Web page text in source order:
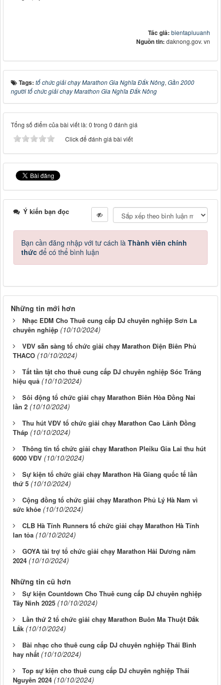
Tác giả: bientapluuanh
Nguồn tin: daknong.gov. vn
Tags: tổ chức giải chạy Marathon Gia Nghĩa Đắk Nông, Gần 2000
người tổ chức giải chạy Marathon Gia Nghĩa Đắk Nông
Tổng số điểm của bài viết là: 0 trong 0 đánh giá
Click để đánh giá bài viết
Ý kiến bạn đọc
Bạn cần đăng nhập với tư cách là Thành viên chính
thức để có thể bình luận
Những tin mới hơn
Nhạc EDM Cho Thuê cung cấp DJ chuyên nghiệp Sơn La
chuyên nghiệp (10/10/2024)
VĐV sẵn sàng tổ chức giải chạy Marathon Điện Biên Phủ
THACO (10/10/2024)
Tất tần tật cho thuê cung cấp DJ chuyên nghiệp Sóc Trăng
hiệu quả (10/10/2024)
Sôi động tổ chức giải chạy Marathon Biên Hòa Đồng Nai
lần 2 (10/10/2024)
Thu hút VĐV tổ chức giải chạy Marathon Cao Lãnh Đồng
Tháp (10/10/2024)
Thông tin tổ chức giải chạy Marathon Pleiku Gia Lai thu hút
6000 VĐV (10/10/2024)
Sự kiện tổ chức giải chạy Marathon Hà Giang quốc tế lần
thứ 5 (10/10/2024)
Cộng đồng tổ chức giải chạy Marathon Phủ Lý Hà Nam vì
sức khỏe (10/10/2024)
CLB Hà Tĩnh Runners tổ chức giải chạy Marathon Hà Tĩnh
lan tỏa (10/10/2024)
GOYA tài trợ tổ chức giải chạy Marathon Hải Dương năm
2024 (10/10/2024)
Những tin cũ hơn
Sự kiện Countdown Cho Thuê cung cấp DJ chuyên nghiệp
Tây Ninh 2025 (10/10/2024)
Lần thứ 2 tổ chức giải chạy Marathon Buôn Ma Thuột Đắk
Lắk (10/10/2024)
Bài nhạc cho thuê cung cấp DJ chuyên nghiệp Thái Bình
hay nhất (10/10/2024)
Top sự kiện cho thuê cung cấp DJ chuyên nghiệp Thái
Nguyên 2024 (10/10/2024)